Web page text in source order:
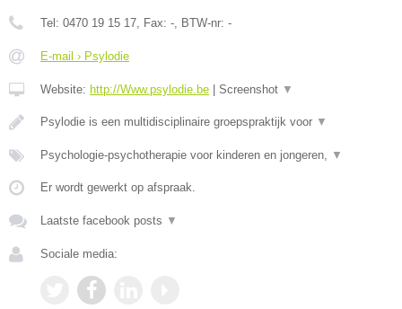
Tel: 0470 19 15 17, Fax: -, BTW-nr: -
E-mail › Psylodie
Website: http://Www.psylodie.be Screenshot ▼
Psylodie is een multidisciplinaire groepspraktijk voor ▼
Psychologie-psychotherapie voor kinderen en jongeren, ▼
Er wordt gewerkt op afspraak.
Laatste facebook posts ▼
Sociale media: